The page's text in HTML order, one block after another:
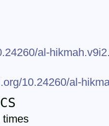
al-
10.24260/al-
times